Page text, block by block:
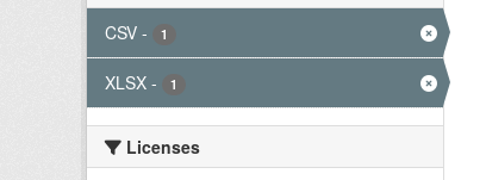
CSV - 1
XLSX - 1
Licenses